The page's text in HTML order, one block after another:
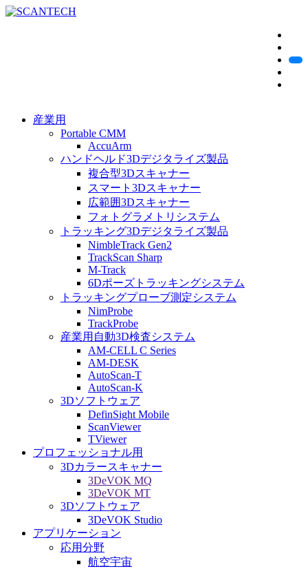
産業用
Portable CMM
AccuArm
ハンドヘルド3Dデジタライズ製品
複合型3Dスキャナー
スマート3Dスキャナー
広範囲3Dスキャナー
フォトグラメトリシステム
トラッキング3Dデジタライズ製品
NimbleTrack Gen2
TrackScan Sharp
M-Track
6Dポーズトラッキングシステム
トラッキングプローブ測定システム
NimProbe
TrackProbe
産業用自動3D検査システム
AM-CELL C Series
AM-DESK
AutoScan-T
AutoScan-K
3Dソフトウェア
DefinSight Mobile
ScanViewer
TViewer
プロフェッショナル用
3Dカラースキャナー
3DeVOK MQ
3DeVOK MT
3Dソフトウェア
3DeVOK Studio
アプリケーション
応用分野
航空宇宙